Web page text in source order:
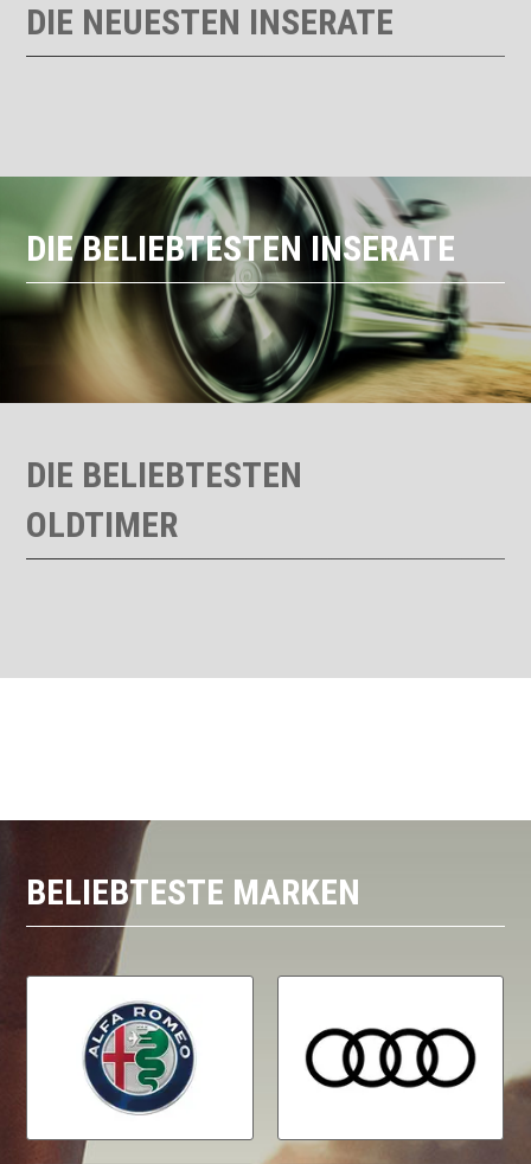
DIE NEUESTEN INSERATE
DIE BELIEBTESTEN INSERATE
DIE BELIEBTESTEN
OLDTIMER
BELIEBTESTE MARKEN